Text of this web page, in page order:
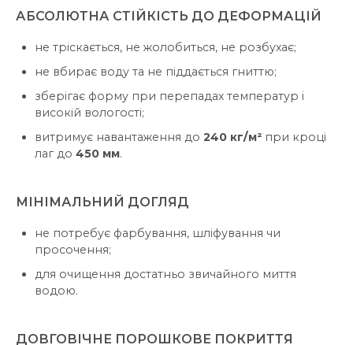
АБСОЛЮТНА СТІЙКІСТЬ ДО ДЕФОРМАЦІЙ
не тріскається, не жолобиться, не розбухає;
не вбирає воду та не піддається гниттю;
зберігає форму при перепадах температур і
високій вологості;
витримує навантаження до 240 кг/м² при кроці
лаг до 450 мм.
МІНІМАЛЬНИЙ ДОГЛЯД
не потребує фарбування, шліфування чи
просочення;
для очищення достатньо звичайного миття
водою.
ДОВГОВІЧНЕ ПОРОШКОВЕ ПОКРИТТЯ